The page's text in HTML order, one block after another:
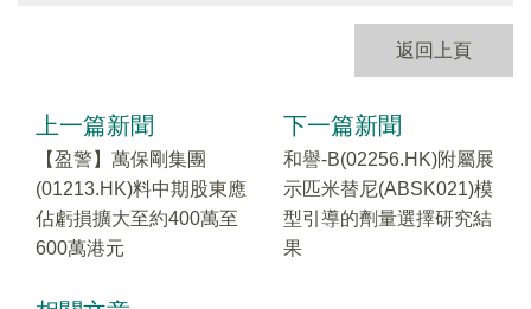
返回上頁
上一篇新聞
【盈警】萬保剛集團
(01213.HK)料中期股東應
佔虧損擴大至約400萬至
600萬港元
下一篇新聞
和譽-B(02256.HK)附屬展
示匹米替尼(ABSK021)模
型引導的劑量選擇研究結
果